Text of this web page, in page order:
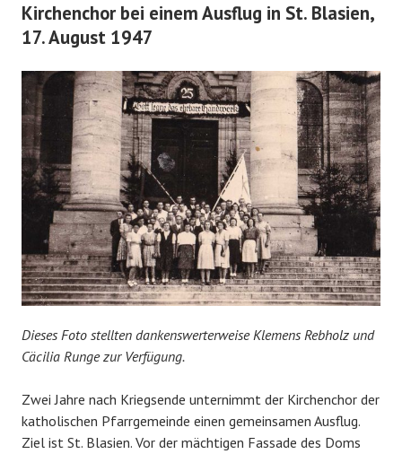
Kirchenchor bei einem Ausflug in St. Blasien,
17. August 1947
Dieses Foto stellten dankenswerterweise Klemens Rebholz und
Cäcilia Runge zur Verfügung.
Zwei Jahre nach Kriegsende unternimmt der Kirchenchor der
katholischen Pfarrgemeinde einen gemeinsamen Ausflug.
Ziel ist St. Blasien. Vor der mächtigen Fassade des Doms